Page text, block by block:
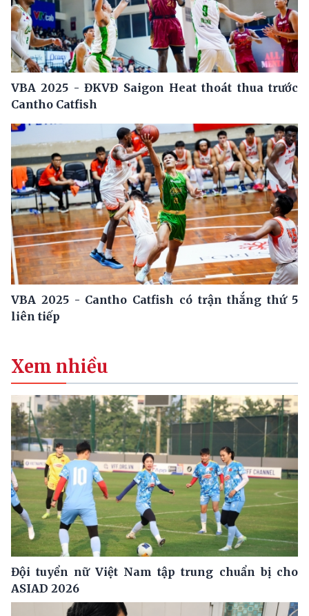
VBA 2025 - ĐKVĐ Saigon Heat thoát thua trước
Cantho Catfish
VBA 2025 - Cantho Catfish có trận thắng thứ 5
liên tiếp
Xem nhiều
Đội tuyển nữ Việt Nam tập trung chuẩn bị cho
ASIAD 2026